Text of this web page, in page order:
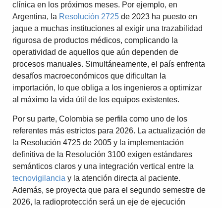
clínica en los próximos meses. Por ejemplo, en
Argentina, la Resolución 2725 de 2023 ha puesto en
jaque a muchas instituciones al exigir una trazabilidad
rigurosa de productos médicos, complicando la
operatividad de aquellos que aún dependen de
procesos manuales. Simultáneamente, el país enfrenta
desafíos macroeconómicos que dificultan la
importación, lo que obliga a los ingenieros a optimizar
al máximo la vida útil de los equipos existentes.
Por su parte, Colombia se perfila como uno de los
referentes más estrictos para 2026. La actualización de
la Resolución 4725 de 2005 y la implementación
definitiva de la Resolución 3100 exigen estándares
semánticos claros y una integración vertical entre la
tecnovigilancia y la atención directa al paciente.
Además, se proyecta que para el segundo semestre de
2026, la radioprotección será un eje de ejecución